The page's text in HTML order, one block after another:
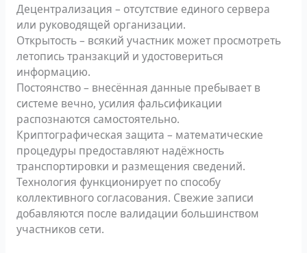
Децентрализация – отсутствие единого сервера
или руководящей организации.
Открытость – всякий участник может просмотреть
летопись транзакций и удостовериться
информацию.
Постоянство – внесённая данные пребывает в
системе вечно, усилия фальсификации
распознаются самостоятельно.
Криптографическая защита – математические
процедуры предоставляют надёжность
транспортировки и размещения сведений.
Технология функционирует по способу
коллективного согласования. Свежие записи
добавляются после валидации большинством
участников сети.